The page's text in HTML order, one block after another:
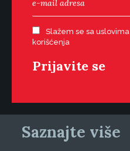
Slažem se sa uslovima
korišćenja
Saznajte više